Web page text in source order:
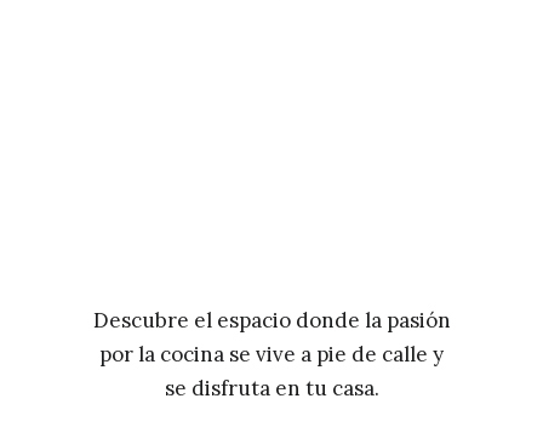
Descubre el espacio donde la pasión
por la cocina se vive a pie de calle y
se disfruta en tu casa.